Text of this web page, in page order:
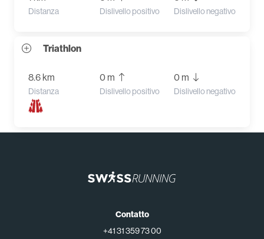
Distanza Dislivello positivo Dislivello negativo
Triathlon
8.6 km
Distanza
0 m
Dislivello positivo
0 m
Dislivello negativo
Contatto
+41 31 359 73 00